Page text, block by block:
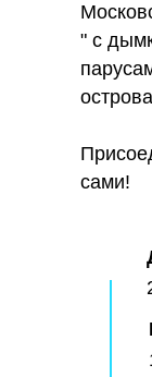
" с
сами!